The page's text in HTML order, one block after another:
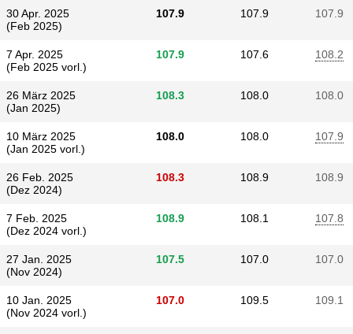
30 Apr. 2025
(Feb 2025)
107.9 107.9 107.9
7 Apr. 2025
(Feb 2025 vorl.)
107.9 107.6 108.2
26 März 2025
(Jan 2025)
108.3 108.0 108.0
10 März 2025
(Jan 2025 vorl.)
108.0 108.0 107.9
26 Feb. 2025
(Dez 2024)
108.3 108.9 108.9
7 Feb. 2025
(Dez 2024 vorl.)
108.9 108.1 107.8
27 Jan. 2025
(Nov 2024)
107.5 107.0 107.0
10 Jan. 2025
(Nov 2024 vorl.)
107.0 109.5 109.1